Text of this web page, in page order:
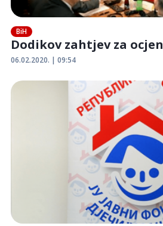
BiH
Dodikov zahtjev za
06.02.2020. | 09:54